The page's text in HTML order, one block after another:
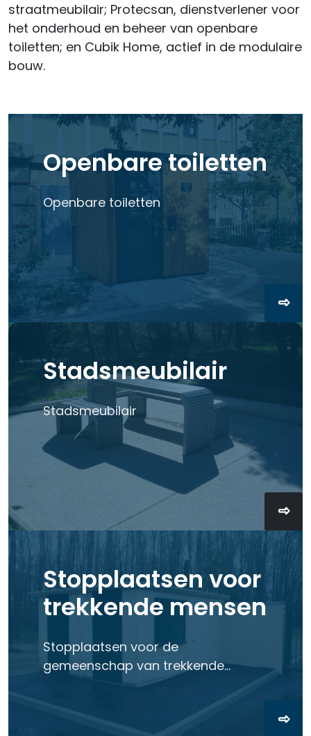
straatmeubilair; Protecsan, dienstverlener voor
het onderhoud en beheer van openbare
toiletten; en Cubik Home, actief in de modulaire
bouw.
Openbare toiletten
Openbare toiletten
Stadsmeubilair
Stadsmeubilair
Stopplaatsen voor
trekkende mensen
Stopplaatsen voor de
gemeenschap van trekkende